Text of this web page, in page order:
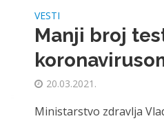
VESTI
Manji broj
20.03.2021.
Ministarstvo zdravlja